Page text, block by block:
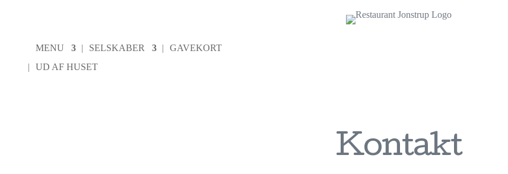
MENU SELSKABER
GAVEKORT
UD AF HUSET
Kontakt